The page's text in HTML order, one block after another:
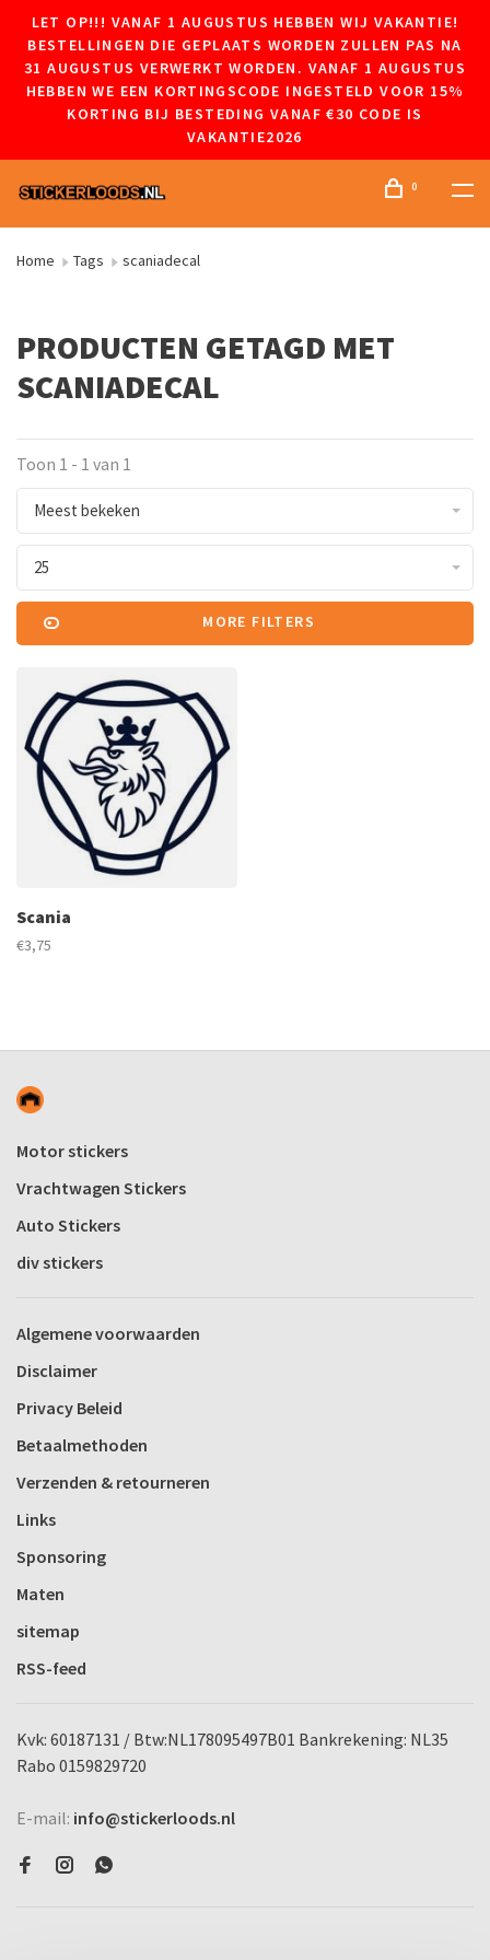
LET OP!!! VANAF 1 AUGUSTUS HEBBEN WIJ VAKANTIE!
BESTELLINGEN DIE GEPLAATS WORDEN ZULLEN PAS NA
31 AUGUSTUS VERWERKT WORDEN. VANAF 1 AUGUSTUS
HEBBEN WE EEN KORTINGSCODE INGESTELD VOOR 15%
KORTING BIJ BESTEDING VANAF €30 CODE IS
VAKANTIE2026
0
Home Tags scaniadecal
PRODUCTEN GETAGD MET
SCANIADECAL
Toon 1 - 1 van 1
Meest bekeken
25
MORE FILTERS
Scania
€3,75
Motor stickers
Vrachtwagen Stickers
Auto Stickers
div stickers
Algemene voorwaarden
Disclaimer
Privacy Beleid
Betaalmethoden
Verzenden & retourneren
Links
Sponsoring
Maten
sitemap
RSS-feed
Kvk: 60187131 / Btw:NL178095497B01 Bankrekening: NL35
Rabo 0159829720
E-mail: info@stickerloods.nl